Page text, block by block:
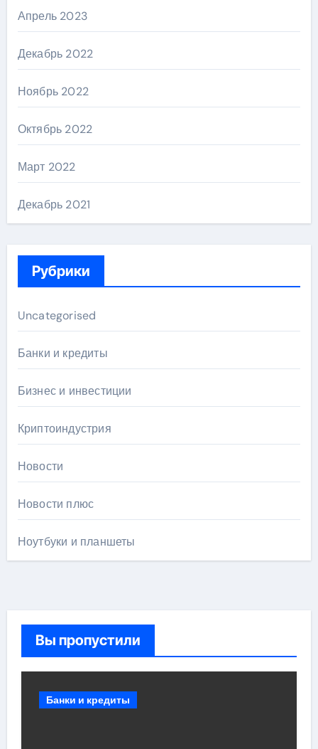
Апрель 2023
Декабрь 2022
Ноябрь 2022
Октябрь 2022
Март 2022
Декабрь 2021
Рубрики
Uncategorised
Банки и кредиты
Бизнес и инвестиции
Криптоиндустрия
Новости
Новости плюс
Ноутбуки и планшеты
Вы пропустили
Банки и кредиты